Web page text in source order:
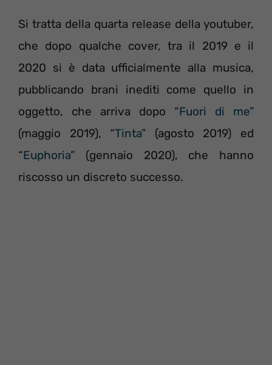
Si tratta della quarta release della youtuber,
che dopo qualche cover, tra il 2019 e il
2020 si è data ufficialmente alla musica,
pubblicando brani inediti come quello in
oggetto, che arriva dopo “Fuori di me”
(maggio 2019), “Tinta” (agosto 2019) ed
“Euphoria” (gennaio 2020), che hanno
riscosso un discreto successo.